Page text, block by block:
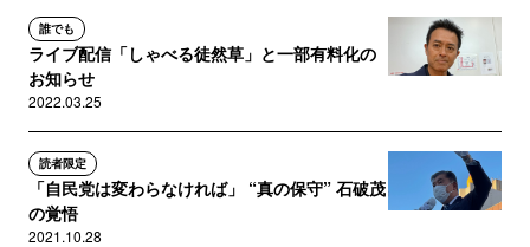
誰でも
ライブ配信「しゃべる徒然草」と一部有料化の
お知らせ
2022.03.25
読者限定
「自民党は変わらなければ」 “真の保守” 石破茂
の覚悟
2021.10.28